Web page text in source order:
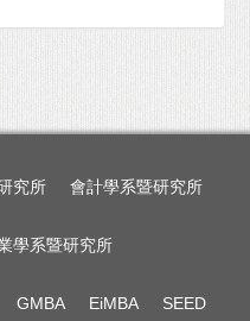
究所 會計學系暨研究所
學系暨研究所
GMBA EiMBA SEED